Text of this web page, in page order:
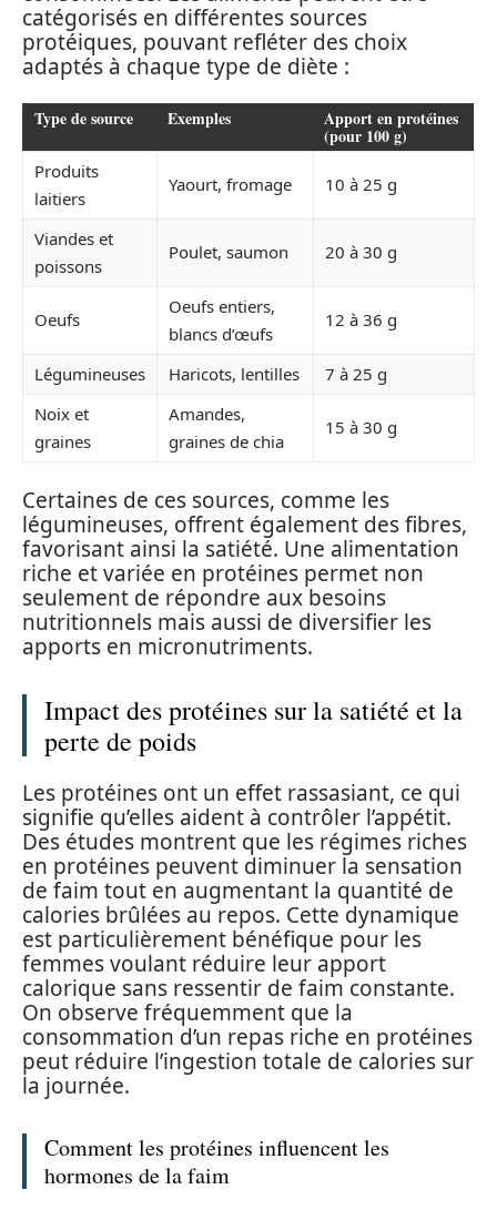
catégorisés en différentes sources
protéiques, pouvant refléter des choix
adaptés à chaque type de diète :
Type de source Exemples Apport en protéines
(pour 100 g)
Produits
laitiers
Yaourt, fromage 10 à 25 g
Viandes et
poissons
Poulet, saumon 20 à 30 g
Oeufs
Oeufs entiers,
blancs d’œufs
12 à 36 g
Légumineuses Haricots, lentilles
7 à 25 g
Noix et
graines
Amandes,
graines de chia
15 à 30 g
Certaines de ces sources, comme les
légumineuses, offrent également des fibres,
favorisant ainsi la satiété. Une alimentation
riche et variée en protéines permet non
seulement de répondre aux besoins
nutritionnels mais aussi de diversifier les
apports en micronutriments.
Impact des protéines sur la satiété et la
perte de poids
Les protéines ont un effet rassasiant, ce qui
signifie qu’elles aident à contrôler l’appétit.
Des études montrent que les régimes riches
en protéines peuvent diminuer la sensation
de faim tout en augmentant la quantité de
calories brûlées au repos. Cette dynamique
est particulièrement bénéfique pour les
femmes voulant réduire leur apport
calorique sans ressentir de faim constante.
On observe fréquemment que la
consommation d’un repas riche en protéines
peut réduire l’ingestion totale de calories sur
la journée.
Comment les protéines influencent les
hormones de la faim